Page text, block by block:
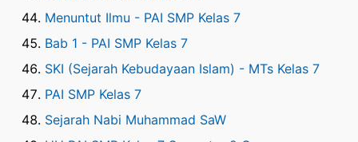
Menuntut Ilmu - PAI SMP Kelas 7
Bab 1 - PAI SMP Kelas 7
SKI (Sejarah Kebudayaan Islam) - MTs Kelas 7
PAI SMP Kelas 7
Sejarah Nabi Muhammad SaW